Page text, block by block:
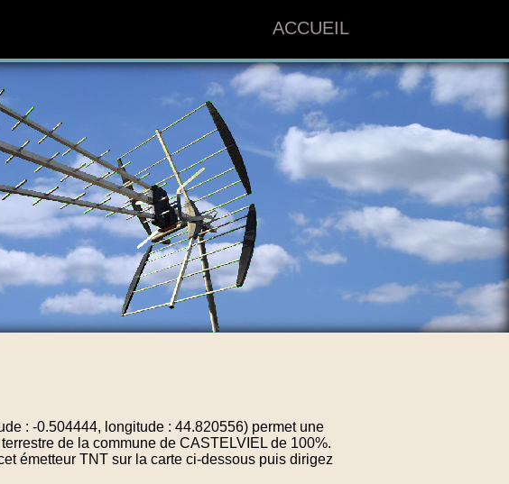
ACCUEIL
: -0.504444, longitude : 44.820556) permet une
de la commune de CASTELVIEL de 100%.
émetteur TNT sur la carte ci-dessous puis dirigez